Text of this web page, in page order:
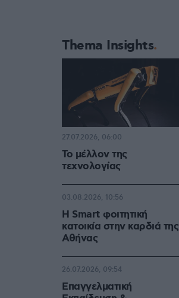
Thema Insights
Το μέλλον της
τεχνολογίας
27.07.2026, 06:00
Η Smart φοιτητική
κατοικία στην καρδιά της
Αθήνας
03.08.2026, 10:56
Επαγγελματική
26.07.2026, 09:54